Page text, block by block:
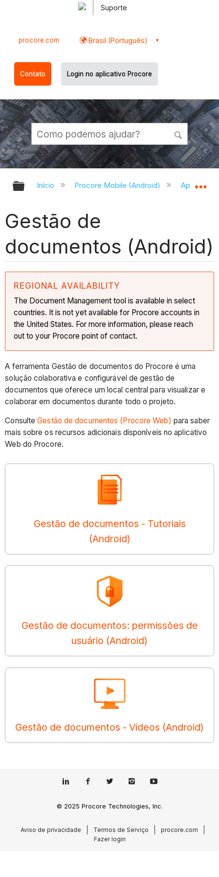
Suporte
procore.com Brasil (Português)
Contato Login no aplicativo Procore
Expandir/recolher hierarquia
Início Procore Mobile (Android) Aplicativo
Gestão de
documentos (Android)
REGIONAL AVAILABILITY
The Document Management tool is available in select
countries. It is not yet available for Procore accounts in
the United States. For more information, please reach
out to your Procore point of contact.
A ferramenta Gestão de documentos do Procore é uma
solução colaborativa e configurável de gestão de
documentos que oferece um local central para visualizar e
colaborar em documentos durante todo o projeto.
ConsulteGestão de documentos (Procore Web) para saber
mais sobre os recursos adicionais disponíveis no aplicativo
Web do Procore.
Gestão de documentos - Tutoriais
(Android)
Gestão de documentos: permissões de
usuário (Android)
Gestão de documentos - Vídeos (Android)
© 2025 Procore Technologies, Inc.
Aviso de privacidade Termos de Serviço
procore.com
Fazer login